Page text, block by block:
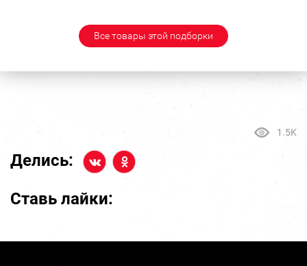
Все товары этой подборки
1.5K
Делись:
Ставь лайки: